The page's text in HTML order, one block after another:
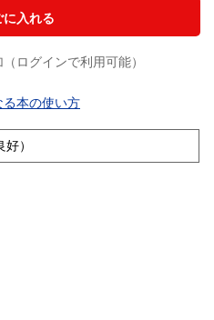
に入れる
ログインで利用可能）
る本の使い方
）